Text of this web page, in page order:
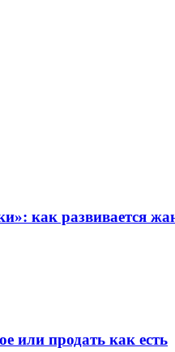
как развивается
или продать как есть